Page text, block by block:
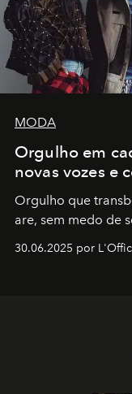
MODA
Orgulho em
novas vozes e
Orgulho que
are, sem medo de
30.06.2025 por